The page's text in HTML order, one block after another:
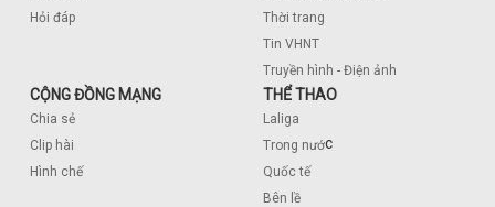
Hỏi đáp
Thời trang
Tin VHNT
Truyền hình - Điện ảnh
CỘNG ĐỒNG MẠNG
Chia sẻ
Clip hài
Hình chế
THỂ THAO
Laliga
Trong nước
Quốc tế
Bên lề